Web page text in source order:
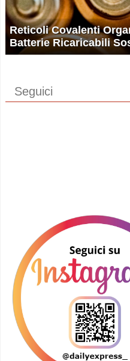
Reticoli Covalenti
Batterie Ricaricabili
Seguici